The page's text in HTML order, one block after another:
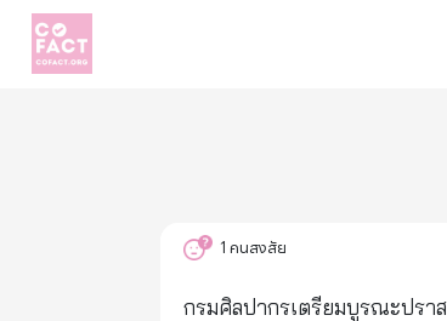
1คนสงสัย
กรมศิลปากรเตรียมบูรณะปรา